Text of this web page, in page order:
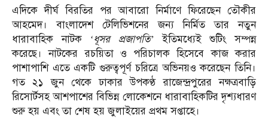
এদিকে দীর্ঘ বিরতির পর আবারো নির্মাণে ফিরেছেন তৌকীর
আহমেদ। বাংলাদেশ টেলিভিশনের জন্য নির্মিত তার নতুন
ধারাবাহিক নাটক ‘ধূসর প্রজাপতি’ ইতিমধ্যেই শুটিং সম্পন্ন
করেছে। নাটকের রচয়িতা ও পরিচালক হিসেবে কাজ করার
পাশাপাশি এতে একটি গুরুত্বপূর্ণ চরিত্রে অভিনয়ও করেছেন তিনি।
গত ২১ জুন থেকে ঢাকার উপকণ্ঠ রাজেন্দ্রপুরের নক্ষত্রবাড়ি
রিসোর্টসহ আশপাশের বিভিন্ন লোকেশনে ধারাবাহিকটির দৃশ্যধারণ
শুরু হয় এবং তা শেষ হয় জুলাইয়ের প্রথম সপ্তাহে।